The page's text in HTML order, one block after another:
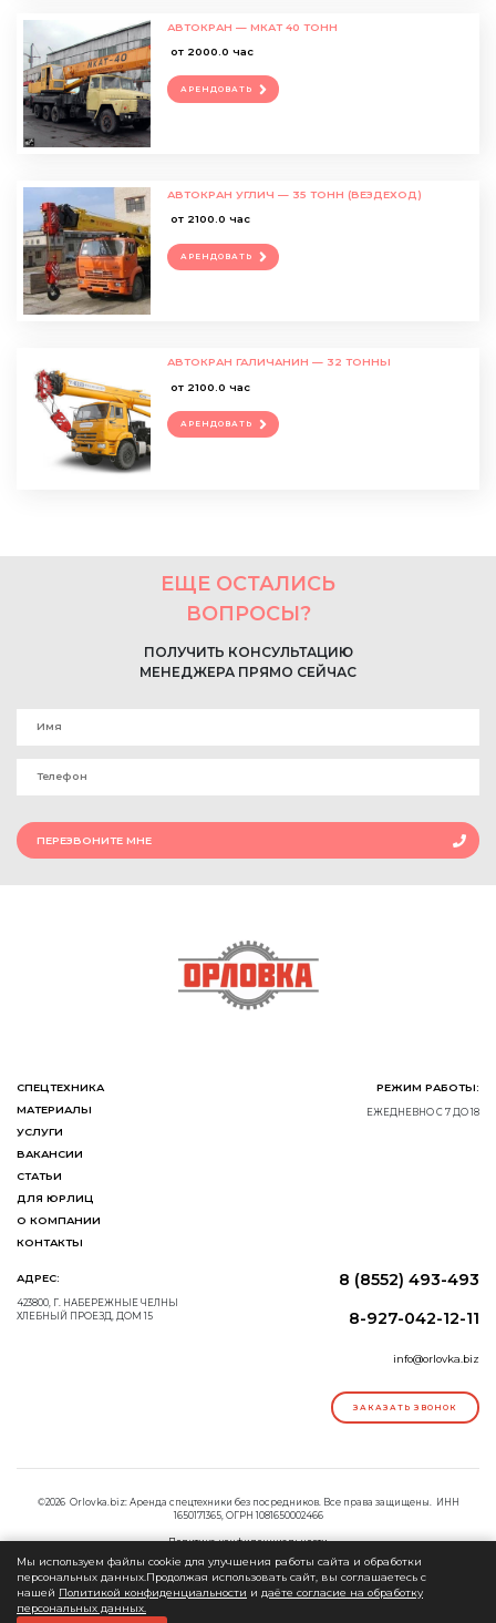
АВТОКРАН — МКАТ 40 ТОНН
от 2000.0 час
АРЕНДОВАТЬ
АВТОКРАН УГЛИЧ — 35 ТОНН (ВЕЗДЕХОД)
от 2100.0 час
АРЕНДОВАТЬ
АВТОКРАН ГАЛИЧАНИН — 32 ТОННЫ
от 2100.0 час
АРЕНДОВАТЬ
ЕЩЕ ОСТАЛИСЬ
ВОПРОСЫ?
ПОЛУЧИТЬ КОНСУЛЬТАЦИЮ
МЕНЕДЖЕРА ПРЯМО СЕЙЧАС
ПЕРЕЗВОНИТЕ МНЕ
СПЕЦТЕХНИКА
МАТЕРИАЛЫ
УСЛУГИ
ВАКАНСИИ
СТАТЬИ
ДЛЯ ЮРЛИЦ
О КОМПАНИИ
КОНТАКТЫ
РЕЖИМ РАБОТЫ:
ЕЖЕДНЕВНО С 7 ДО 18
АДРЕС:
423800, Г. НАБЕРЕЖНЫЕ ЧЕЛНЫ
ХЛЕБНЫЙ ПРОЕЗД, ДОМ 15
8 (8552) 493-493
8-927-042-12-11
info@orlovka.biz
ЗАКАЗАТЬ ЗВОНОК
©2026 Orlovka.biz: Аренда спецтехники без посредников. Все права защищены. ИНН
1650171365, ОГРН 1081650002466
Политика конфиденциальности
Согласие на обработку персональных данных
Мы используем файлы cookie для улучшения работы сайта и обработки
персональных данных.Продолжая использовать сайт, вы соглашаетесь с
нашей Политикой конфиденциальности и даёте согласие на обработку
персональных данных.